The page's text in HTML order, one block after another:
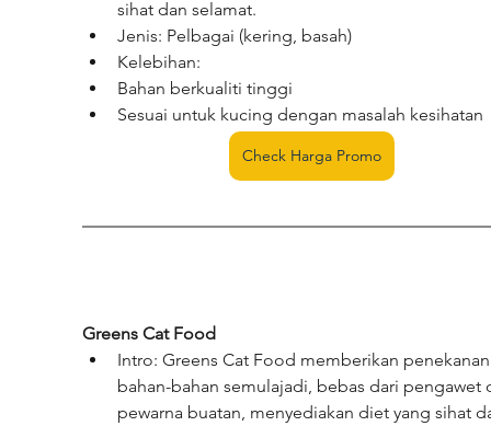
sihat dan selamat.
Jenis: Pelbagai (kering, basah)
Kelebihan:
Bahan berkualiti tinggi
Sesuai untuk kucing dengan masalah kesihatan
Check Harga Promo
Greens Cat Food
Intro: Greens Cat Food memberikan
bahan-bahan semulajadi, bebas dari pengawet
pewarna buatan, menyediakan diet yang sihat